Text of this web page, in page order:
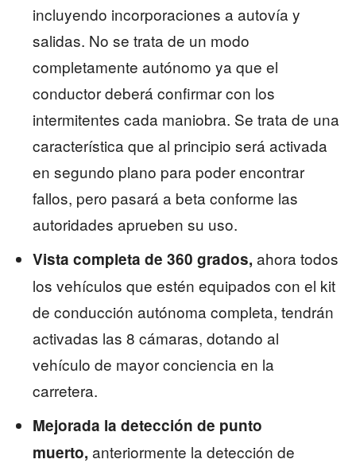
incluyendo incorporaciones a autovía y
salidas. No se trata de un modo
completamente autónomo ya que el
conductor deberá confirmar con los
intermitentes cada maniobra. Se trata de una
característica que al principio será activada
en segundo plano para poder encontrar
fallos, pero pasará a beta conforme las
autoridades aprueben su uso.
Vista completa de 360 grados, ahora todos
los vehículos que estén equipados con el kit
de conducción autónoma completa, tendrán
activadas las 8 cámaras, dotando al
vehículo de mayor conciencia en la
carretera.
Mejorada la detección de punto
muerto, anteriormente la detección de